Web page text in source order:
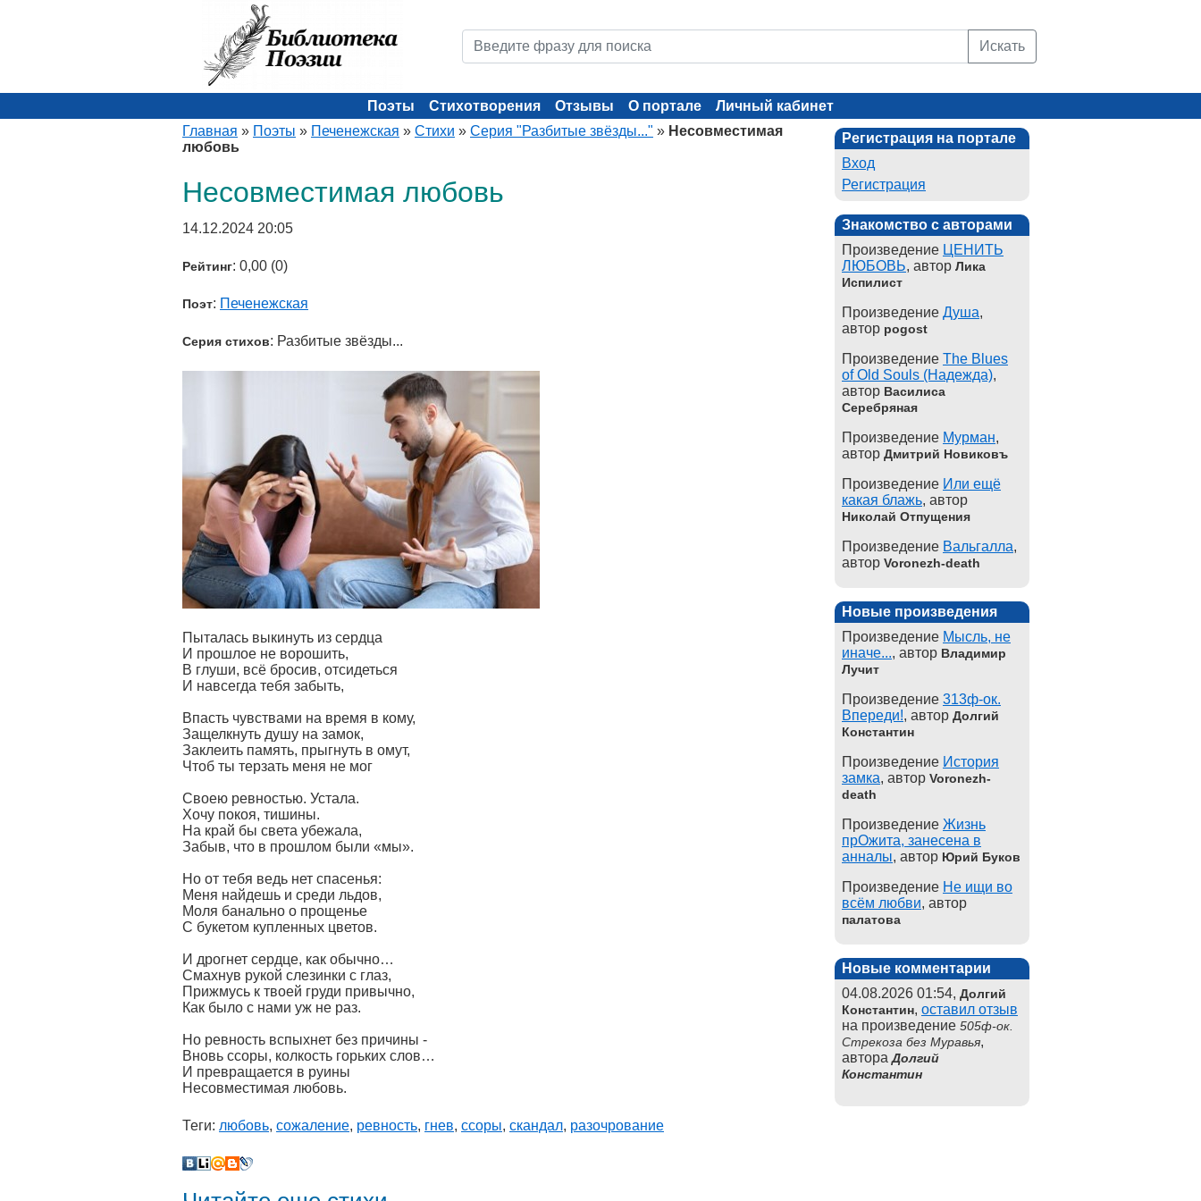
Искать
Поэты Стихотворения Отзывы О портале
Личный кабинет
Главная » Поэты » Печенежская » Стихи » Серия "Разбитые звёзды..." » Несовместимая
любовь
Несовместимая любовь
14.12.2024 20:05
Рейтинг: 0,00 (0)
Поэт: Печенежская
Серия стихов: Разбитые звёзды...
Пыталась выкинуть из сердца
И прошлое не ворошить,
В глуши, всё бросив, отсидеться
И навсегда тебя забыть,
Впасть чувствами на время в кому,
Защелкнуть душу на замок,
Заклеить память, прыгнуть в омут,
Чтоб ты терзать меня не мог
Своею ревностью. Устала.
Хочу покоя, тишины.
На край бы света убежала,
Забыв, что в прошлом были «мы».
Но от тебя ведь нет спасенья:
Меня найдешь и среди льдов,
Моля банально о прощенье
С букетом купленных цветов.
И дрогнет сердце, как обычно…
Смахнув рукой слезинки с глаз,
Прижмусь к твоей груди привычно,
Как было с нами уж не раз.
Но ревность вспыхнет без причины -
Вновь ссоры, колкость горьких слов…
И превращается в руины
Несовместимая любовь.
Теги: любовь, сожаление, ревность, гнев, ссоры, скандал, разочрование
Регистрация на портале
Вход
Регистрация
Знакомство с авторами
Произведение ЦЕНИТЬ
ЛЮБОВЬ, автор Лика
Испилист
Произведение Душа,
автор pogost
Произведение The Blues
of Old Souls (Надежда),
автор Василиса
Серебряная
Произведение Мурман,
автор Дмитрий Новиковъ
Произведение Или ещё
какая блажь, автор
Николай Отпущения
Произведение Вальгалла,
автор Voronezh-death
Новые произведения
Произведение Мысль, не
иначе..., автор Владимир
Лучит
Произведение 313ф-ок.
Впереди!, автор Долгий
Константин
Произведение История
замка, автор Voronezh-
death
Произведение Жизнь
прОжита, занесена в
анналы, автор Юрий Буков
Произведение Не ищи во
всём любви, автор
палатова
Новые комментарии
04.08.2026 01:54, Долгий
Константин, оставил отзыв
на произведение 505ф-ок.
Стрекоза без Муравья,
автораДолгий
Константин